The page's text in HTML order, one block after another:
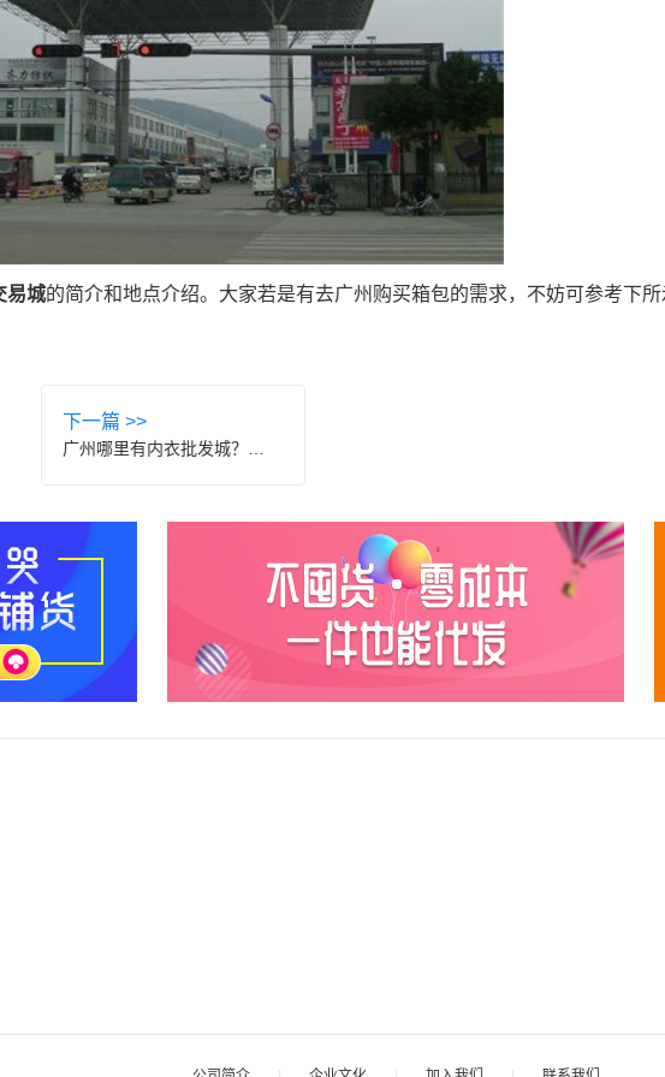
易城的简介和地点介绍。大家若是有去广州购买箱包的需求，不妨可参考下
下一篇 >>